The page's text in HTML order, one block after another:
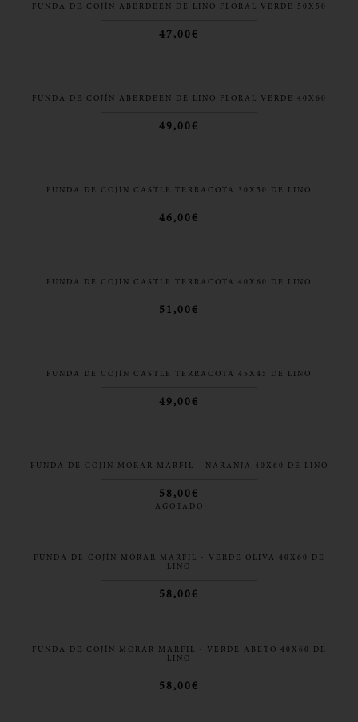
FUNDA DE COJÍN ABERDEEN DE LINO FLORAL VERDE 50X50
47,00€
FUNDA DE COJÍN ABERDEEN DE LINO FLORAL VERDE 40X60
49,00€
FUNDA DE COJÍN CASTLE TERRACOTA 30X50 DE LINO
46,00€
FUNDA DE COJÍN CASTLE TERRACOTA 40X60 DE LINO
51,00€
FUNDA DE COJÍN CASTLE TERRACOTA 45X45 DE LINO
49,00€
FUNDA DE COJÍN MORAR MARFIL - NARANJA 40X60 DE LINO
58,00€
AGOTADO
FUNDA DE COJÍN MORAR MARFIL - VERDE OLIVA 40X60 DE
LINO
58,00€
FUNDA DE COJÍN MORAR MARFIL - VERDE ABETO 40X60 DE
LINO
58,00€